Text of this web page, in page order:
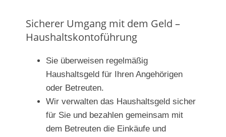
Sicherer Umgang mit dem Geld –
Haushaltskontoführung
Sie überweisen regelmäßig
Haushaltsgeld für Ihren Angehörigen
oder Betreuten.
Wir verwalten das Haushaltsgeld sicher
für Sie und bezahlen gemeinsam mit
dem Betreuten die Einkäufe und